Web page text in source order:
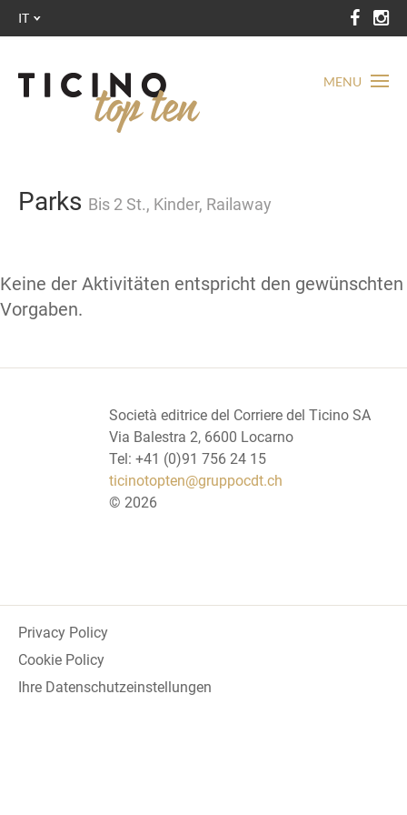
MENU
IT
Parks Bis 2 St., Kinder, Railaway
Keine der Aktivitäten entspricht den gewünschten
Vorgaben.
Società editrice del Corriere del Ticino SA
Via Balestra 2, 6600 Locarno
Tel: +41 (0)91 756 24 15
ticinotopten@gruppocdt.ch
© 2026
Privacy Policy
Cookie Policy
Ihre Datenschutzeinstellungen